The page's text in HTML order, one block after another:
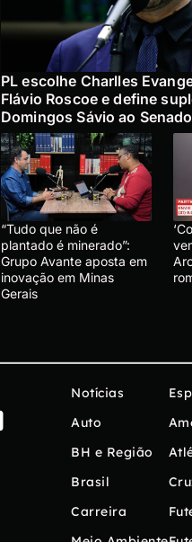
PL escolhe Charlles
Flávio Roscoe e define
Domingos Sávio ao Senado
“Tudo que não é
plantado é minerado”:
Grupo Avante aposta em
inovação em Minas
Gerais
Notícias
Auto
BH e Região
Brasil
Carreira